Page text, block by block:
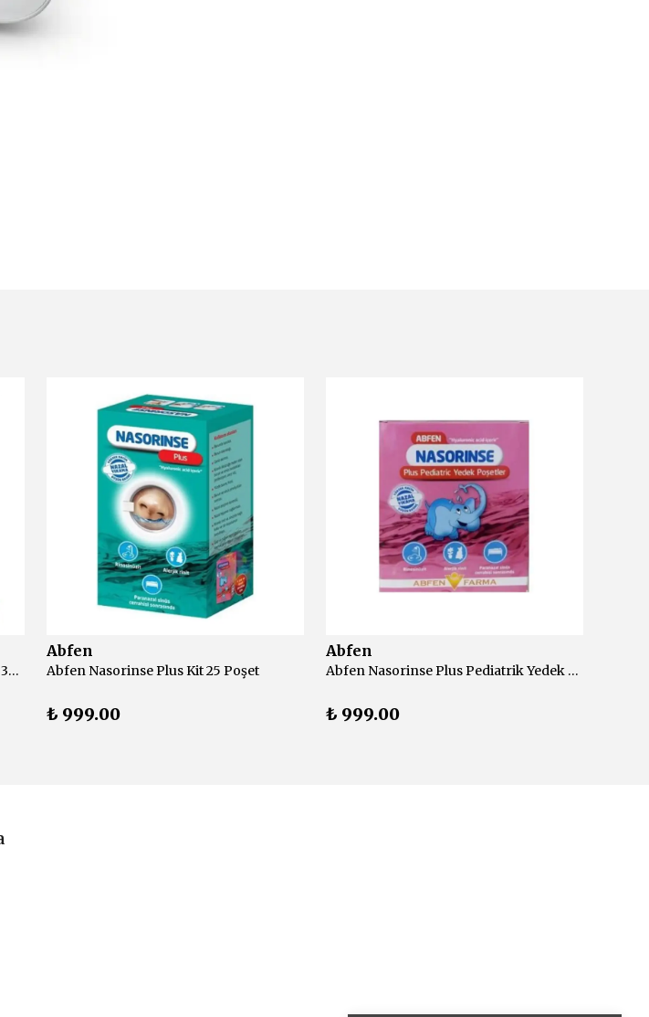
Abfen Farma Oksibor Kulak Damlası 30 ml
Abfen
Abfen Nasorinse Plus Kit 25 Poşet
₺ 999.00
Abfen
Abfen Nasorinse Plus Pediatrik Yedek 50 Adet
₺ 999.00